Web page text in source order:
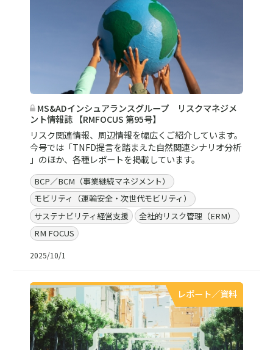
MS&ADインシュアランスグループ リスクマネジメ
ント情報誌 【RMFOCUS 第95号】
リスク関連情報、周辺情報を幅広くご紹介しています。
今号では「TNFD提言を踏まえた自然関連シナリオ分析
」のほか、各種レポートを掲載しています。
BCP／BCM（事業継続マネジメント）
モビリティ（運輸安全・次世代モビリティ）
サステナビリティ経営支援
全社的リスク管理（ERM）
RM FOCUS
2025/10/1
レポート／資料